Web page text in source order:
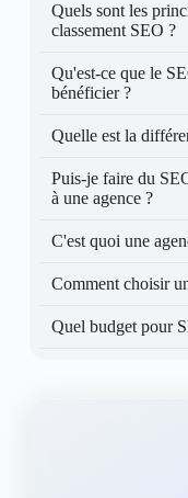
Quels sont les
classement SEO ?
Qu'est-ce que le
bénéficier ?
Quelle est la
Puis-je faire du
à une agence ?
C'est quoi une
Comment choisir
Quel budget pour